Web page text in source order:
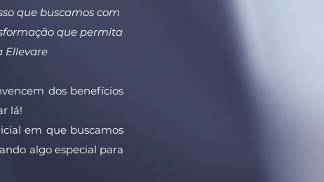
que buscamos com
que permita
Ellevare
dos benefícios
lá!
em que buscamos
algo especial para